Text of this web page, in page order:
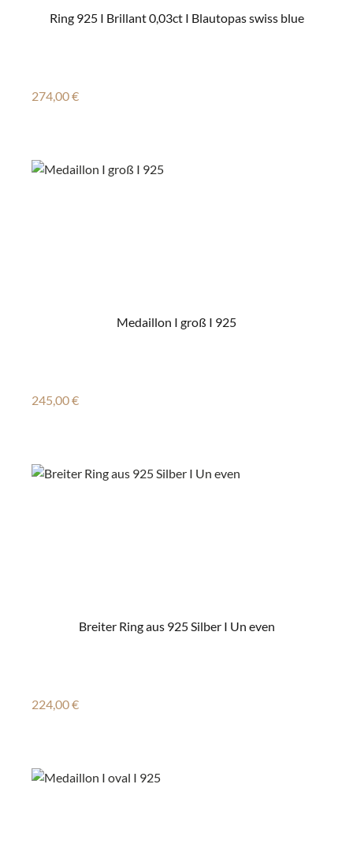
Ring 925 I Brillant 0,03ct I Blautopas swiss blue
Regulärer Preis:
274,00 €
Medaillon I groß I 925
Regulärer Preis:
245,00 €
Breiter Ring aus 925 Silber I Un even
Regulärer Preis:
224,00 €